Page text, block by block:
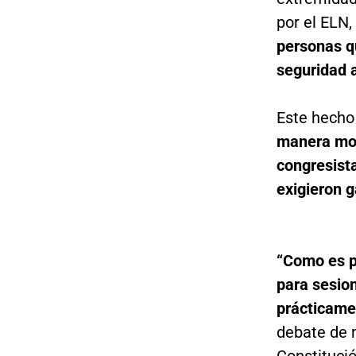
por el
personas
seguridad
Este
manera
exigieron
“Como es
para
debate de